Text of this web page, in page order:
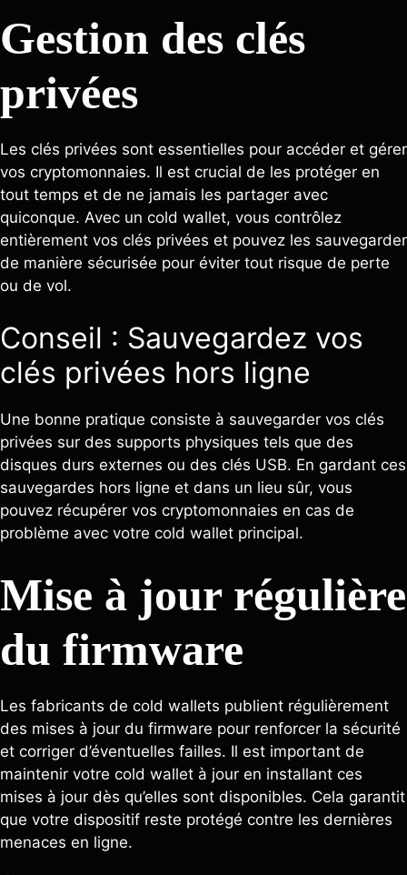
Gestion des clés
privées
Les clés privées sont essentielles pour accéder et gérer
vos cryptomonnaies. Il est crucial de les protéger en
tout temps et de ne jamais les partager avec
quiconque. Avec un cold wallet, vous contrôlez
entièrement vos clés privées et pouvez les sauvegarder
de manière sécurisée pour éviter tout risque de perte
ou de vol.
Conseil : Sauvegardez vos
clés privées hors ligne
Une bonne pratique consiste à sauvegarder vos clés
privées sur des supports physiques tels que des
disques durs externes ou des clés USB. En gardant ces
sauvegardes hors ligne et dans un lieu sûr, vous
pouvez récupérer vos cryptomonnaies en cas de
problème avec votre cold wallet principal.
Mise à jour régulière
du firmware
Les fabricants de cold wallets publient régulièrement
des mises à jour du firmware pour renforcer la sécurité
et corriger d’éventuelles failles. Il est important de
maintenir votre cold wallet à jour en installant ces
mises à jour dès qu’elles sont disponibles. Cela garantit
que votre dispositif reste protégé contre les dernières
menaces en ligne.